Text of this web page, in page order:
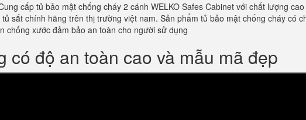
cấp tủ bảo mật chống cháy 2 cánh WELKO Safes Cabinet với chất lượng
sắt chính hãng trên thị trường việt nam. Sản phẩm tủ bảo mật chống cháy có
chống xước đảm bảo an toàn cho người sử dụng
có độ an toàn cao và mẫu mã đẹp